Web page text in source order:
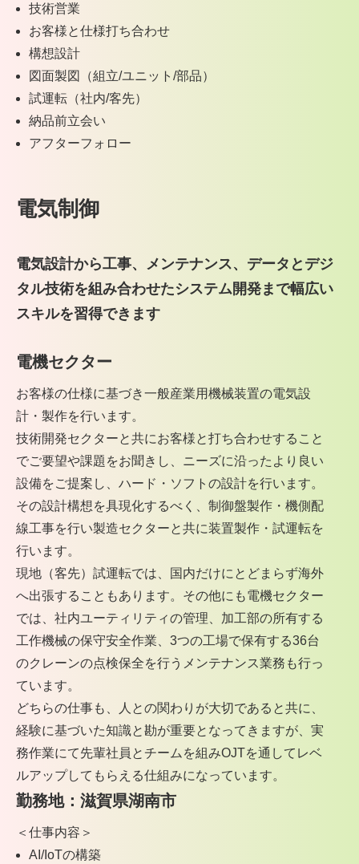
技術営業
お客様と仕様打ち合わせ
構想設計
図面製図（組立/ユニット/部品）
試運転（社内/客先）
納品前立会い
アフターフォロー
電気制御
電気設計から工事、メンテナンス、データと デジ
タル技術を組み合わせたシステム開発まで幅広い
スキルを習得できます
電機セクター
お客様の仕様に基づき一般産業用機械装置の電気設
計・製作を行います。
技術開発セクターと共にお客様と打ち合わせすること
でご要望や課題をお聞きし、ニーズに沿ったより良い
設備をご提案し、ハード・ソフトの設計を行います。
その設計構想を具現化するべく、制御盤製作・機側配
線工事を行い製造セクターと共に装置製作・試運転を
行います。
現地（客先）試運転では、国内だけにとどまらず海外
へ出張することもあります。その他にも電機セクター
では、社内ユーティリティの管理、加工部の所有する
工作機械の保守安全作業、3つの工場で保有する36台
のクレーンの点検保全を行うメンテナンス業務も行っ
ています。
どちらの仕事も、人との関わりが大切であると共に、
経験に基づいた知識と勘が重要となってきますが、実
務作業にて先輩社員とチームを組みOJTを通してレベ
ルアップしてもらえる仕組みになっています。
勤務地：滋賀県湖南市
＜仕事内容＞
AI/IoTの構築